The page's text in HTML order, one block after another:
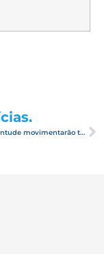
Jogos da Juventude movimentarão turismo do RN em novembro